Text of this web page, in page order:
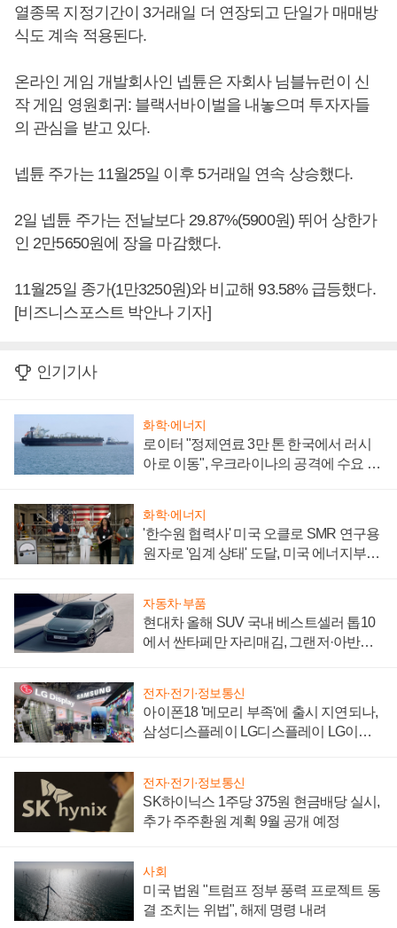
열종목 지정기간이 3거래일 더 연장되고 단일가 매매방
식도 계속 적용된다.
온라인 게임 개발회사인 넵튠은 자회사 님블뉴런이 신
작 게임 영원회귀: 블랙서바이벌을 내놓으며 투자자들
의 관심을 받고 있다.
넵튠 주가는 11월25일 이후 5거래일 연속 상승했다.
2일 넵튠 주가는 전날보다 29.87%(5900원) 뛰어 상한가
인 2만5650원에 장을 마감했다.
11월25일 종가(1만3250원)와 비교해 93.58% 급등했다.
[비즈니스포스트 박안나 기자]
인기기사
화학·에너지
로이터 "정제연료 3만 톤 한국에서 러시
아로 이동", 우크라이나의 공격에 수요 늘
화학·에너지
'한수원 협력사' 미국 오클로 SMR 연구용
원자로 '임계 상태' 도달, 미국 에너지부
자동차·부품
현대차 올해 SUV 국내 베스트셀러 톱10
에서 싼타페만 자리매김, 그랜저·아반떼
전자·전기·정보통신
아이폰18 '메모리 부족'에 출시 지연되나,
삼성디스플레이 LG디스플레이 LG이노
전자·전기·정보통신
SK하이닉스 1주당 375원 현금배당 실시,
추가 주주환원 계획 9월 공개 예정
사회
미국 법원 "트럼프 정부 풍력 프로젝트 동
결 조치는 위법", 해제 명령 내려